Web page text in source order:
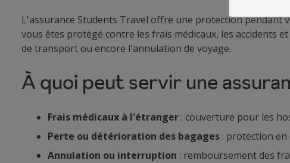
L'assurance Students Travel offre une protection pendant
vous êtes protégé contre les frais médicaux, les accidents
de transport ou encore l'annulation de voyage.
À quoi peut servir une
Frais médicaux à l'étranger : couverture pour les
Perte ou détérioration des bagages : protection en
Annulation ou interruption : remboursement des